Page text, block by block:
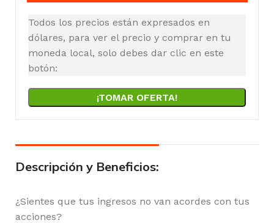
Todos los precios están expresados en
dólares, para ver el precio y comprar en tu
moneda local, solo debes dar clic en este
botón:
¡TOMAR OFERTA!
Descripción y Beneficios:
¿Sientes que tus ingresos no van acordes con tus
acciones?